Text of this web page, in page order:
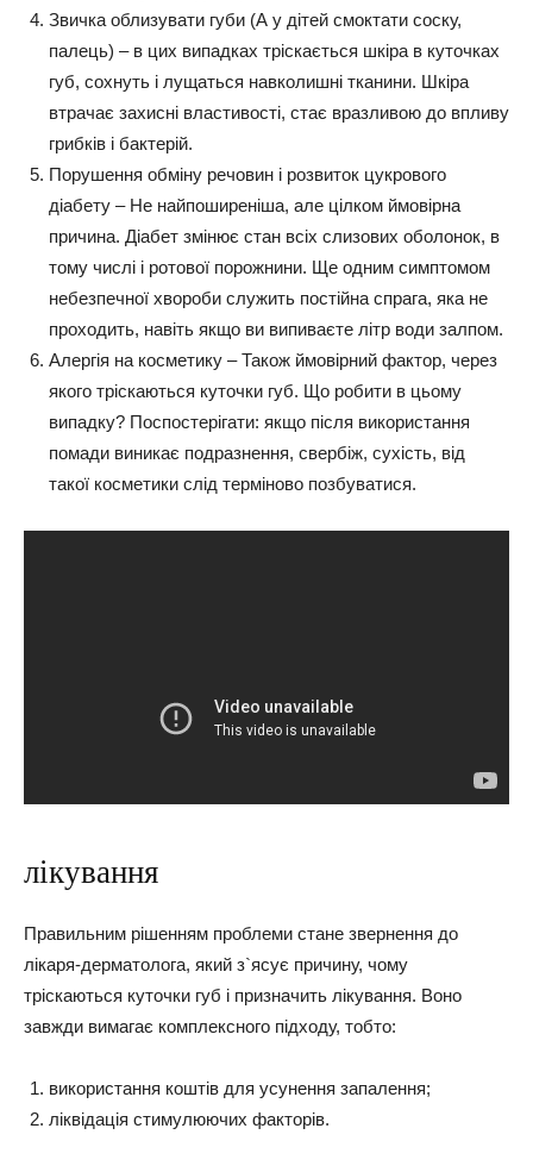
Звичка облизувати губи (А у дітей смоктати соску,
палець) – в цих випадках тріскається шкіра в куточках
губ, сохнуть і лущаться навколишні тканини. Шкіра
втрачає захисні властивості, стає вразливою до впливу
грибків і бактерій.
Порушення обміну речовин і розвиток цукрового
діабету – Не найпоширеніша, але цілком ймовірна
причина. Діабет змінює стан всіх слизових оболонок, в
тому числі і ротової порожнини. Ще одним симптомом
небезпечної хвороби служить постійна спрага, яка не
проходить, навіть якщо ви випиваєте літр води залпом.
Алергія на косметику – Також ймовірний фактор, через
якого тріскаються куточки губ. Що робити в цьому
випадку? Поспостерігати: якщо після використання
помади виникає подразнення, свербіж, сухість, від
такої косметики слід терміново позбуватися.
лікування
Правильним рішенням проблеми стане звернення до
лікаря-дерматолога, який з`ясує причину, чому
тріскаються куточки губ і призначить лікування. Воно
завжди вимагає комплексного підходу, тобто:
використання коштів для усунення запалення;
ліквідація стимулюючих факторів.